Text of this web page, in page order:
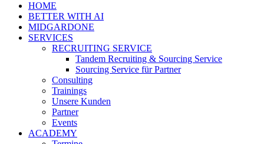
HOME
BETTER WITH AI
MIDGARDONE
SERVICES
RECRUITING SERVICE
Tandem Recruiting & Sourcing Service
Sourcing Service für Partner
Consulting
Trainings
Unsere Kunden
Partner
Events
ACADEMY